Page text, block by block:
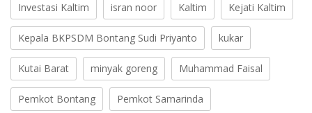
Investasi Kaltim isran noor Kaltim Kejati Kaltim
Kepala BKPSDM Bontang Sudi Priyanto kukar
Kutai Barat minyak goreng Muhammad Faisal
Pemkot Bontang Pemkot Samarinda